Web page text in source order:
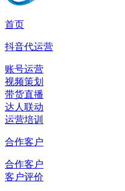
首页
抖音代运营
账号运营
视频策划
带货直播
达人联动
运营培训
合作客户
合作客户
客户评价